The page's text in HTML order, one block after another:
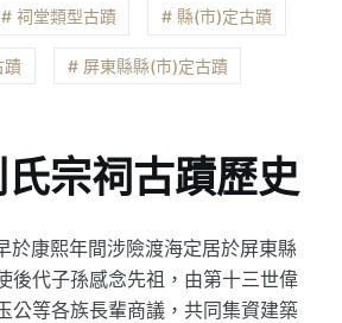
# 祠堂類型古蹟 # 縣(市)定古蹟
蹟 # 屏東縣縣(市)定古蹟
宗祠古蹟歷史
於康熙年間涉險渡海定居於屏東縣
後代子孫感念先祖，由第十三世偉
公等各族長輩商議，共同集資建築